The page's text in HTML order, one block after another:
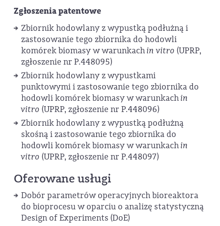
Zgłoszenia patentowe
Zbiornik hodowlany z wypustką podłużną i
zastosowanie tego zbiornika do hodowli
komórek biomasy w warunkachin vitro (UPRP,
zgłoszenie nr P.448095)
Zbiornik hodowlany z wypustkami
punktowymi i zastosowanie tego zbiornika do
hodowli komórek biomasy w warunkachin
vitro (UPRP, zgłoszenie nr P.448096)
Zbiornik hodowlany z wypustką podłużną
skośną i zastosowanie tego zbiornika do
hodowli komórek biomasy w warunkachin
vitro (UPRP, zgłoszenie nr P.448097)
Oferowane usługi
Dobór parametrów operacyjnych bioreaktora
do bioprocesu w oparciu o analizę statystyczną
Design of Experiments (DoE)